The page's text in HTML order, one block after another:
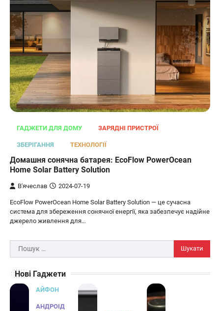
ГАДЖЕТИ ДЛЯ ДОМУ ЗАРЯДНІ ПРИСТРОЇ
ЗБЕРІГАННЯ ТЕХНОЛОГІЇ
Домашня сонячна батарея: EcoFlow PowerOcean
Home Solar Battery Solution
В'ячеслав 2024-07-19
EcoFlow PowerOcean Home Solar Battery Solution — це сучасна
система для збереження сонячної енергії, яка забезпечує надійне
джерело живлення для…
Пошук:
Нові Гаджети
АЙФОН
АНДРОІД
3
ОСВІТЛЕННЯ РОЗУМНИЙ ДІМ
Розумні сонячні прожектори AiDot
В'ячеслав
AiDot Linkind — це розумні сонячні
освітлення вашого подвір'я, саду або…
ЗАРЯДНІ ПРИСТРОЇ
Joyroom JR-TCW02 на 65 Вт
В'ячеслав 2024-09-04
Joyroom JR-TCW02 — це універсальний
дорожній адаптер потужністю 65 Вт,
розроблений для заряджання ваших